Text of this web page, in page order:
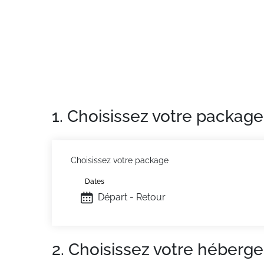
Confortable
1. Choisissez votre package
Choisissez votre package
Départ - Retour
Dates
2. Choisissez votre